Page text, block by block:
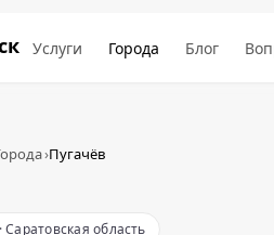
Услуги Города Блог
›Пугачёв
Саратовская область